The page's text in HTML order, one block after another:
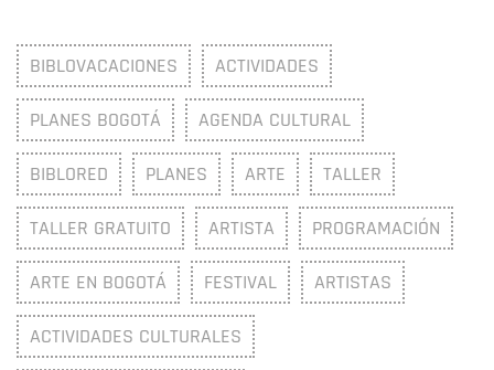
BIBLOVACACIONES ACTIVIDADES
PLANES BOGOTÁ AGENDA CULTURAL
BIBLORED PLANES ARTE TALLER
TALLER GRATUITO ARTISTA PROGRAMACIÓN
ARTE EN BOGOTÁ FESTIVAL ARTISTAS
ACTIVIDADES CULTURALES